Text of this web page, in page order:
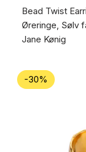
Bead Twist
Øreringe, Sølv
Jane Kønig
-30%